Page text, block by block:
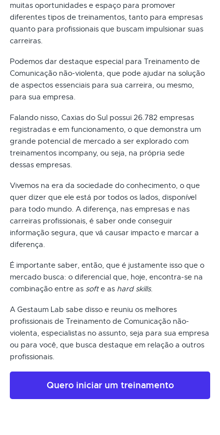
muitas oportunidades e espaço para promover
diferentes tipos de treinamentos, tanto para empresas
quanto para profissionais que buscam impulsionar suas
carreiras.
Podemos dar destaque especial para Treinamento de
Comunicação não-violenta, que pode ajudar na solução
de aspectos essenciais para sua carreira, ou mesmo,
para sua empresa.
Falando nisso, Caxias do Sul possui 26.782 empresas
registradas e em funcionamento, o que demonstra um
grande potencial de mercado a ser explorado com
treinamentos incompany, ou seja, na própria sede
dessas empresas.
Vivemos na era da sociedade do conhecimento, o que
quer dizer que ele está por todos os lados, disponível
para todo mundo. A diferença, nas empresas e nas
carreiras profissionais, é saber onde conseguir
informação segura, que vá causar impacto e marcar a
diferença.
É importante saber, então, que é justamente isso que o
mercado busca: o diferencial que, hoje, encontra-se na
combinação entre as softe as hard skills.
A Gestaum Lab sabe disso e reuniu os melhores
profissionais de Treinamento de Comunicação não-
violenta, especialistas no assunto, seja para sua empresa
ou para você, que busca destaque em relação a outros
profissionais.
Quero iniciar um treinamento